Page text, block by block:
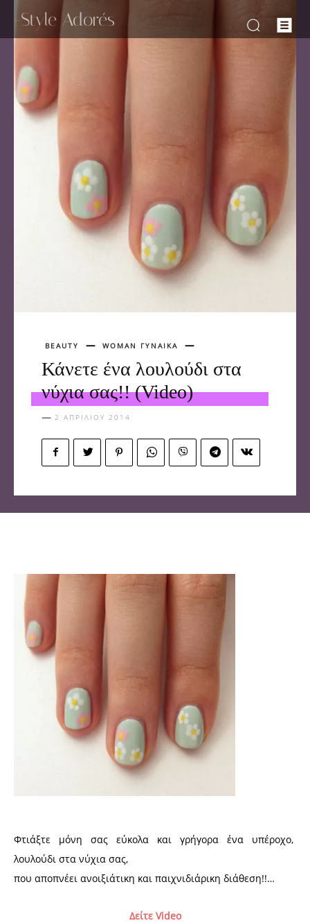
-Style Adorés
BEAUTY WOMAN ΓΥΝΑΙΚΑ
Κάνετε ένα λουλούδι στα
νύχια σας!! (Video)
2 ΑΠΡΙΛΊΟΥ 2014
Φτιάξτε μόνη σας εύκολα και γρήγορα ένα υπέροχο,
λουλούδι στα νύχια σας,
που αποπνέει ανοιξιάτικη και παιχνιδιάρικη διάθεση!!…
Δείτε Video